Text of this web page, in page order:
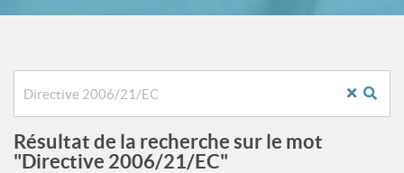
Résultat de la recherche sur le mot
"Directive 2006/21/EC"